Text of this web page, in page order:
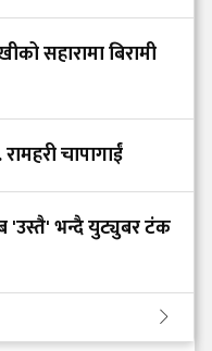
सहारामा बिरामी
चापागाईं
'उस्तै' भन्दै युट्युबर टंक